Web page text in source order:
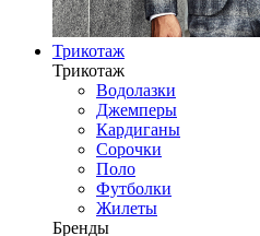
Трикотаж
Трикотаж
Водолазки
Джемперы
Кардиганы
Сорочки
Поло
Футболки
Жилеты
Бренды